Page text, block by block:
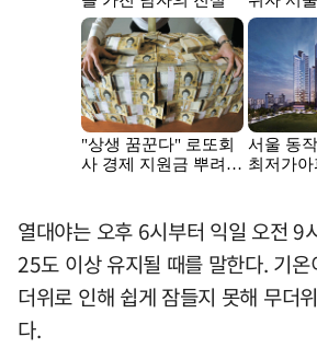
열대야는 오후 6시부터 익일 오전 9
25도 이상 유지될 때를 말한다. 기
더위로 인해 쉽게 잠들지 못해 무더
다.